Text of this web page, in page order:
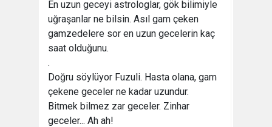
En uzun geceyi astrologlar, gök bilimiyle
uğraşanlar ne bilsin. Asıl gam çeken
gamzedelere sor en uzun gecelerin kaç
saat olduğunu.
.
Doğru söylüyor Fuzuli. Hasta olana, gam
çekene geceler ne kadar uzundur.
Bitmek bilmez zar geceler. Zinhar
geceler... Ah ah!